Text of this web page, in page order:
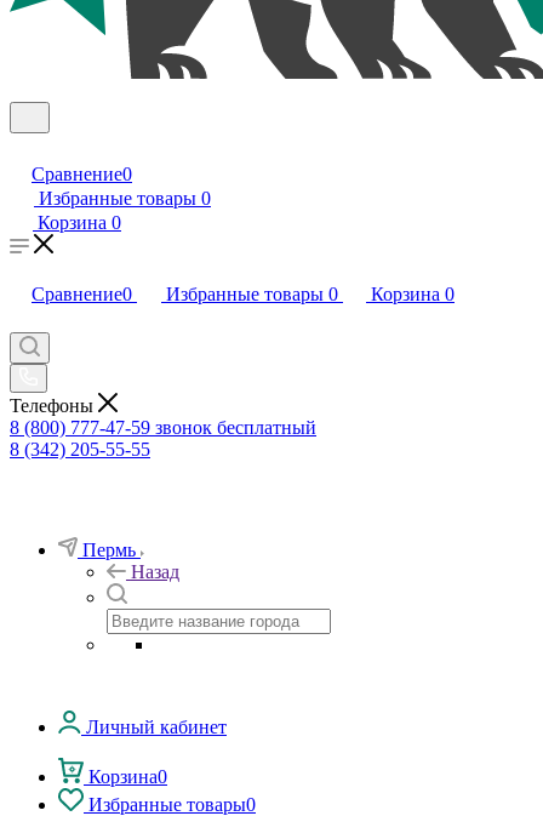
Сравнение0
Избранные товары 0
Корзина 0
Сравнение0 Избранные товары 0 Корзина 0
Телефоны
8 (800) 777-47-59 звонок бесплатный
8 (342) 205-55-55
Пермь
Назад
Личный кабинет
Корзина0
Избранные товары0